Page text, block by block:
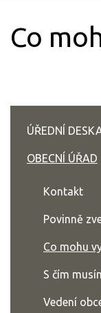
Co
ÚŘEDNÍ
OBECNÍ ÚŘAD
Kontakt
Povinně
Co mohu
S čím
Vedení